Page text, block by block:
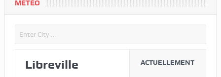
MÉTÉO
Libreville ACTUELLEMENT